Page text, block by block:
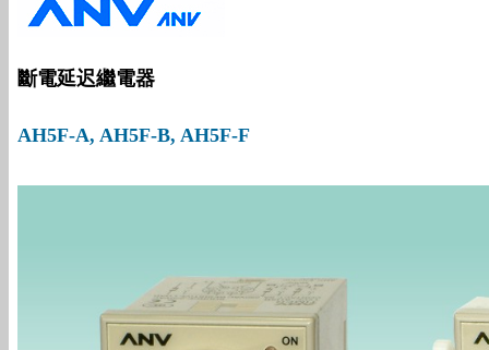
斷電延迟繼電器
AH5F-A, AH5F-B, AH5F-F